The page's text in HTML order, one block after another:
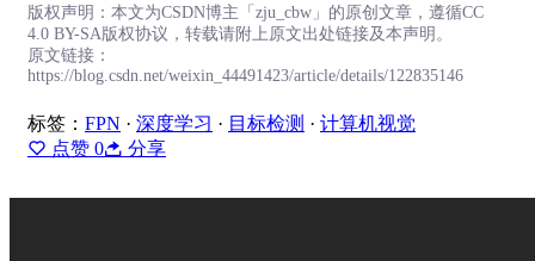
版权声明：本文为CSDN博主「zju_cbw」的原创文章，遵循CC
4.0 BY-SA版权协议，转载请附上原文出处链接及本声明。
原文链接：
https://blog.csdn.net/weixin_44491423/article/details/122835146
标签： FPN · 深度学习 · 目标检测 · 计算机视觉
点赞 0 分享